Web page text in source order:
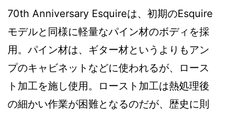
70th Anniversary Esquireは、初期のEsquire
モデルと同様に軽量なパイン材のボディを採
用。パイン材は、ギター材というよりもアン
プのキャビネットなどに使われるが、ロース
ト加工を施し使用。ロースト加工は熱処理後
の細かい作業が困難となるのだが、歴史に則